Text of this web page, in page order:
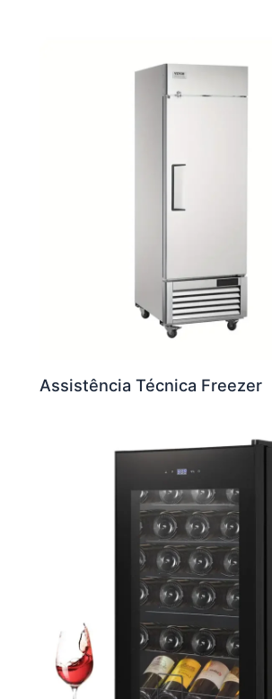
Assistência Técnica Freezer